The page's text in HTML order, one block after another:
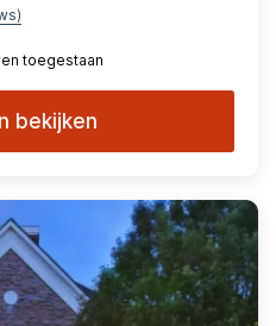
toegestaan
bekijken